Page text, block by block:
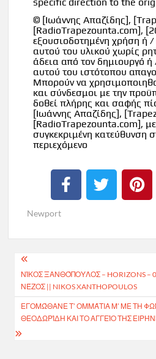
© [Ιωάννης Απαζίδης],
[RadioTrapezounta.com],
εξουσιοδοτημένη χρήση ή
αυτού του υλικού χωρίς
άδεια από τον δημιουργό ή
αυτού του ιστότοπου
Μπορούν να
και σύνδεσμοι με την
δοθεί πλήρης και σαφής
[Ιωάννης Απαζίδης],
[RadioTrapezounta.com],
συγκεκριμένη κατεύθυνση
περιεχόμενο
Newport
ΝΊΚΟΣ ΞΑΝΘΌΠΟΥΛΟΣ – HORIZONS –
ΝΈΖΟΣ || NIKOS XANTHOPOULOS
ΕΓΟΜΏΘΑΝΕ Τ’ ΟΜΜΆΤΙΑ Μ’ ΜΕ ΤΗ
ΘΕΟΔΩΡΊΔΗ ΚΑΙ ΤΟ ΑΓΓΕΊΟ ΤΗΣ